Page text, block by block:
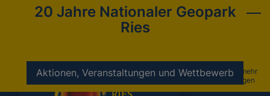
20 Jahre Nationaler Geopark
Ries
Aktionen, Veranstaltungen und Wettbewerbnicht mehr
anzeigen